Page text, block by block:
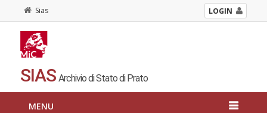
Sias LOGIN
SIAS Archivio di Stato di Prato
MENU